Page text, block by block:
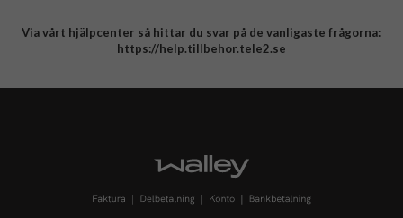
Integritetspolicy
Via vårt hjälpcenter så hittar du svar på de vanligaste frågorna:
https://help.tillbehor.tele2.se